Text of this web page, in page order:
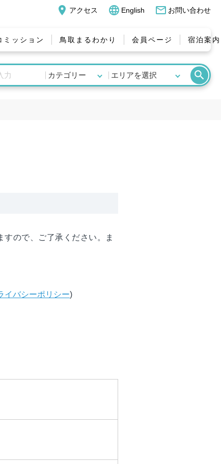
place アクセス language English mail_outline お問い合わせ
ミッション 鳥取まるわかり 会員ページ 宿泊案内
search
ので、ご了承ください。ま
イバシーポリシー)